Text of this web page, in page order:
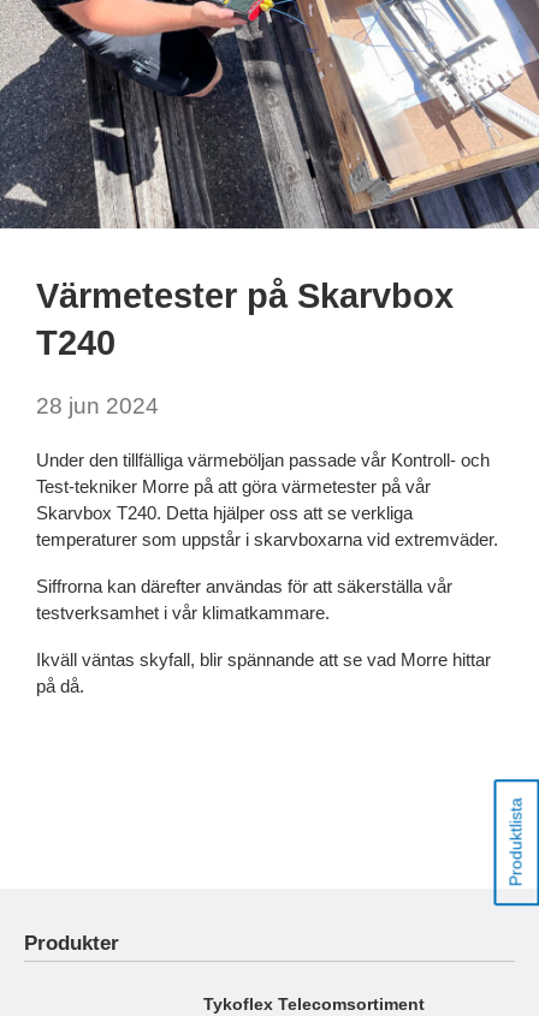
Värmetester på Skarvbox
T240
28 jun 2024
Under den tillfälliga värmeböljan passade vår Kontroll- och
Test-tekniker Morre på att göra värmetester på vår
Skarvbox T240. Detta hjälper oss att se verkliga
temperaturer som uppstår i skarvboxarna vid extremväder.
Siffrorna kan därefter användas för att säkerställa vår
testverksamhet i vår klimatkammare.
Ikväll väntas skyfall, blir spännande att se vad Morre hittar
på då.
Produkter
Tykoflex Telecomsortiment
Produktlista